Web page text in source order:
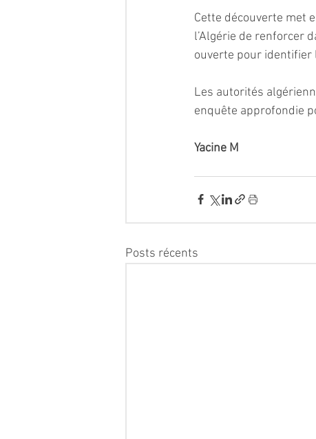
Cette découverte met
l’Algérie de renforcer
ouverte pour
Les autorités
enquête approfondie
Yacine M
Posts récents